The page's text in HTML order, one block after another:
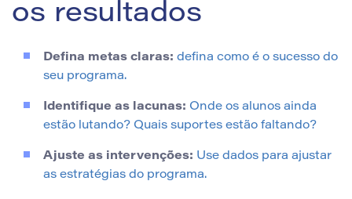
os resultados
Defina metas claras: defina como é o sucesso do
seu programa.
Identifique as lacunas: Onde os alunos ainda
estão lutando? Quais suportes estão faltando?
Ajuste as intervenções: Use dados para ajustar
as estratégias do programa.